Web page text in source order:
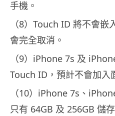
手機。
（8）Touch ID 將不會
會完全取消。
（9）iPhone 7s 及
Touch ID，預計不會加入
（10）iPhone 7s、
只有 64GB 及 256GB 儲